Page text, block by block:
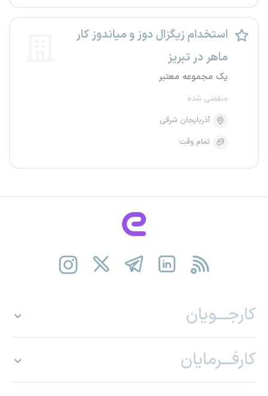
استخدام زیگزال دوز و میاندوز کار
ماهر در تبریز
یک مجموعه معتبر
منقضی شده
آذربایجان شرقی
تمام وقت
کارجـــویان
کارفـــرمایان